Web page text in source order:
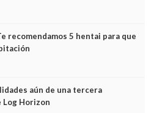
recomendamos 5 hentai para que
aún de una tercera
Log Horizon